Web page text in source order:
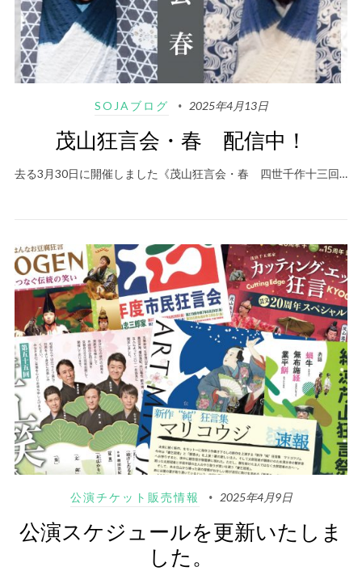
SOJAブログ 2025年4月13日
茂山狂言会・春 配信中！
去る3月30日に開催しました《茂山狂言会・春 四世千作十三回…
公演チケット販売情報 2025年4月9日
公演スケジュールを更新いたしま
した。